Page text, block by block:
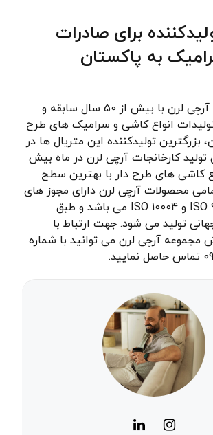
برای صادرات
به پاکستان
گروه کارخانجات آرچی لرن با بیش از 50 سال سابقه و
انواع کاشی و سرامیک های طرح
بزرگترین تولیدکننده این متریال ها در
تولید کارخانجات آرچی لرن در ماه بیش
مربع کاشی های طرح دار با بهترین سطح
محصولات آرچی لرن دارای مجوز های
ISO 14001 و ISO 9001 و ISO 10004 می باشد و طبق
تولید می شود. جهت ارتباط با
مجموعه آرچی لرن می توانید با شماره